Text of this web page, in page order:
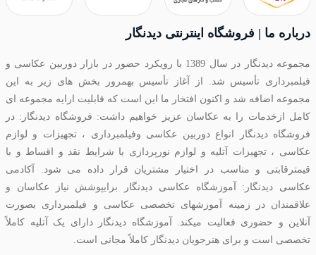
درباره ما | فروشگاه اینترنتی دیدنگار
مجموعه دیدنگار در سال 1389 با رویکرد حضور در بازار دوربین عکاسی و
فیلمبرداری تأسیس شد. از آغاز تأسیس بهمرور بخش های زیر به این
مجموعه اضافه شد و اکنون افتخار ما این است که قابلیت ارایه مجموعه ای
کامل ازخدمات را به عکاسان عزیز خواهیم داشت: فروشگاه دیدنگار: در
فروشگاه دیدنگار انواع دوربین عکاسی وفیلمبرداری ، تجهیزات و لوازم
عکاسی ، تجهیزات آتلیه و لوازم نورپردازی با شرایط نقد و اقساط و با
قیمترقابتی و مناسب در اختیار مشتریان قرار داده می شود. آکادمی
عکاسی دیدنگار: آموزشگاه عکاسی دیدنگار برایپوشش نیاز عکاسان و
علاقمندان در زمینه آموزشهای تخصصی عکاسی و فیلمبرداری بصورت
آنلاین و حضوری فعالیت میکند. آموزشگاه دیدنگار دارای یک آتلیه کاملاً
تخصصی است و برای هنرجویان دیدنگار کاملاً مجانی است.